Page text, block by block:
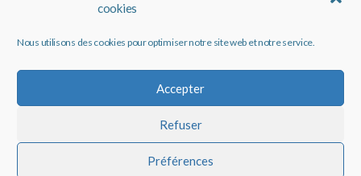
cookies
Nous utilisons des cookies pour optimiser notre site web et notre service.
Accepter
Refuser
Préférences
Les livres audio : une porte ouverte sur l’évasion